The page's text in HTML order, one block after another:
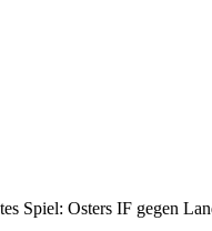
Spiel: Osters IF gegen